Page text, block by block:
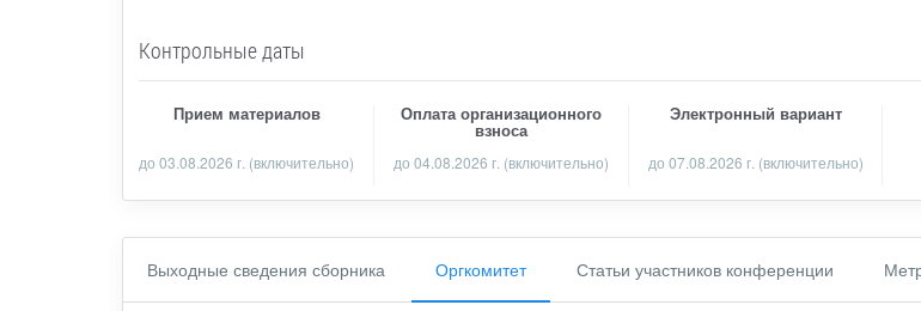
Контрольные даты
Прием материалов
до03.08.2026 г. (включительно)
Оплата организационного
взноса
до 04.08.2026 г. (включительно)
Электронный вариант
до 07.08.2026 г. (включительно)
Выходные сведения сборника Оргкомитет Статьи участников конференции